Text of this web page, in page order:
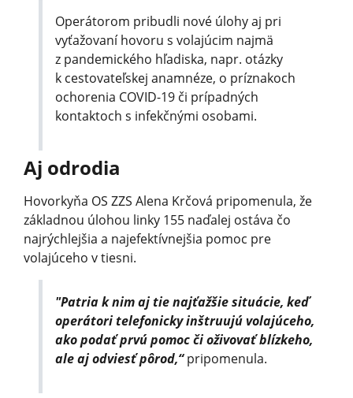
Operátorom pribudli nové úlohy aj pri
vyťažovaní hovoru s volajúcim najmä
z pandemického hľadiska, napr. otázky
k cestovateľskej anamnéze, o príznakoch
ochorenia COVID-19 či prípadných
kontaktoch s infekčnými osobami.
Aj odrodia
Hovorkyňa OS ZZS Alena Krčová pripomenula, že
základnou úlohou linky 155 naďalej ostáva čo
najrýchlejšia a najefektívnejšia pomoc pre
volajúceho v tiesni.
"Patria k nim aj tie najťažšie situácie, keď
operátori telefonicky inštruujú volajúceho,
ako podať prvú pomoc či oživovať blízkeho,
ale aj odviesť pôrod,“pripomenula.